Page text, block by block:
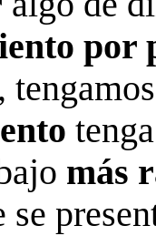
por
,
más